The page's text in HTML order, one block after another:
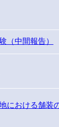
（中間報告）
における舗装